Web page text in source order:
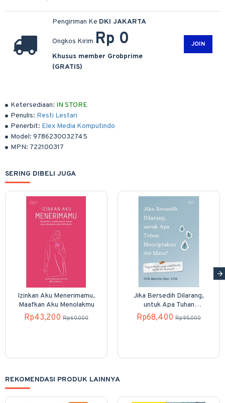
Ketersediaan: IN STORE
Penulis: Resti Lestari
Penerbit: Elex Media Komputindo
Model: 9786230032745
MPN: 722100317
Pengiriman Ke DKI JAKARTA
Ongkos Kirim Rp 0
Khusus member Grobprime
(GRATIS)
JOIN
SERING DIBELI JUGA
Izinkan Aku Menerimamu,
Maafkan Aku Menolakmu
Rp43,200 Rp60,000
Jika Bersedih Dilarang,
untuk Apa Tuhan
Menciptakan Air Mata?
Rp68,400 Rp95,000
REKOMENDASI PRODUK LAINNYA